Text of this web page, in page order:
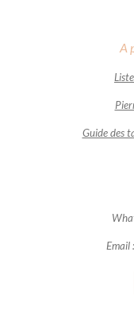
A
Guide des
Email :